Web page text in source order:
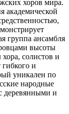
хоров мира.
академической
группа ансамбля
высоты
хора, солистов и
и
уникален по
народные
деревянными и